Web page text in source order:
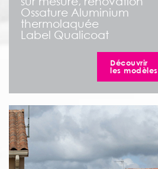
Ossature Aluminium
thermolaquée
Label Qualicoat
Découvrir
les modèles